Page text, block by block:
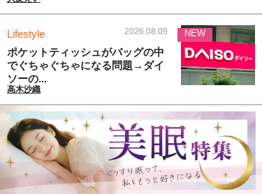
Lifestyle 2026.08.09
ポケットティッシュがバッグの中
でぐちゃぐちゃになる問題→ダイ
ソーの...
高木沙織
NEW